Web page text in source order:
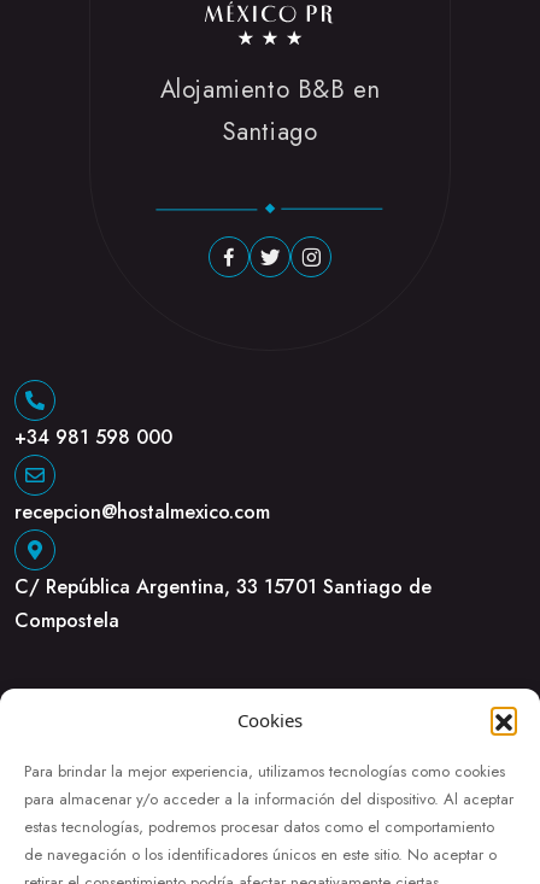
Cookies
Para brindar la mejor experiencia, utilizamos tecnologías como cookies
para almacenar y/o acceder a la información del dispositivo. Al aceptar
estas tecnologías, podremos procesar datos como el comportamiento
de navegación o los identificadores únicos en este sitio. No aceptar o
Alojamiento B&B en
Santiago
+34 981 598 000
recepcion@hostalmexico.com
C/ República Argentina, 33 15701 Santiago de
Compostela